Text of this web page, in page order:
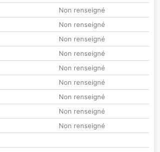
Non renseigné
Non renseigné
Non renseigné
Non renseigné
Non renseigné
Non renseigné
Non renseigné
Non renseigné
Non renseigné